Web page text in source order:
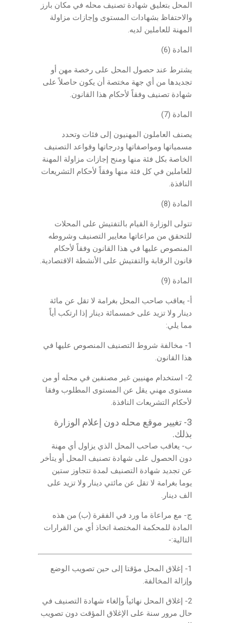
المحل بتعليق شهادة تصنيف محله في مكان بارز
والاحتفاظ بشهادات المستوى وإجازات مزاولة
المهنة للعاملين لديه.
المادة (6)
يشترط عند حصول المحل على رخصة مهن أو
تجديدها من أي جهة مختصة أن يكون حاصلاً على
شهادة تصنيف وفقاً لأحكام هذا القانون.
المادة (7)
يصنف العاملون المهنيون إلى فئات وتحدد
مسمياتها ومواصفاتها ودرجاتها وقواعد التصنيف
الخاصة بكل فئة منها ومنح إجازات مزاولة المهنة
للعاملين في كل فئة منها وفقاً لأحكام التشريعات
النافذة.
المادة (8)
تتولى الوزارة القيام بالتفتيش على المحلات
للتحقق من مراعاتها معايير التصنيف وشروطه
المنصوص عليها في هذا القانون وفقاً لأحكام
قانون الرقابة والتفتيش على الأنشطة الاقتصادية.
المادة (9)
أ- يعاقب صاحب المحل بغرامة لا تقل عن مائة
دينار ولا تزيد على خمسمائة دينار إذا ارتكب أياً
مما يلي:
1- مخالفة شروط التصنيف المنصوص عليها في
هذا القانون.
2- استخدام مهنيين غير مصنفين في محله أو من
مستوى مهني يقل عن المستوى المطلوب وفقا
لأحكام التشريعات النافذة.
3- تغيير موقع محله دون إعلام الوزارة
بذلك.
ب- يعاقب صاحب المحل الذي يزاول أي مهنة
دون الحصول على شهادة تصنيف المحل أو يتأخر
عن تجديد شهادة التصنيف لمدة تتجاوز ستين
يوما بغرامة لا تقل عن مائتي دينار ولا تزيد على
الف دينار.
ج- مع مراعاة ما ورد في الفقرة (ب) من هذه
المادة للمحكمة المختصة اتخاذ أي من القرارات
التالية:-
1- إغلاق المحل مؤقتا إلى حين تصويب الوضع
وإزالة المخالفة.
2- إغلاق المحل نهائياً وإلغاء شهادة التصنيف في
حال مرور سنة على الإغلاق المؤقت دون تصويب